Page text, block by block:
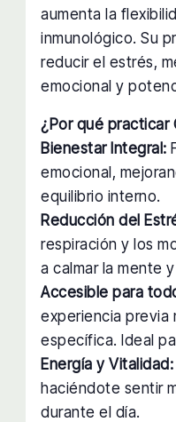
aumenta la
inmunológico. Su
reducir el estrés,
emocional y
¿Por qué practicar
Bienestar Integral:
emocional,
equilibrio interno.
Reducción del
respiración y los
a calmar la mente
Accesible para
experiencia previa
específica. Ideal
Energía y Vitalidad:
haciéndote sentir
durante el día.